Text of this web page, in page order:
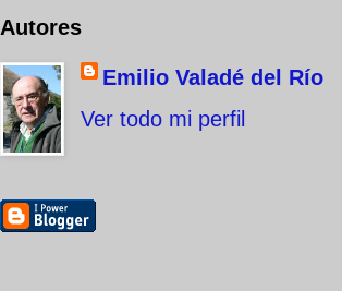
Autores
Emilio Valadé del Río
Ver todo mi perfil